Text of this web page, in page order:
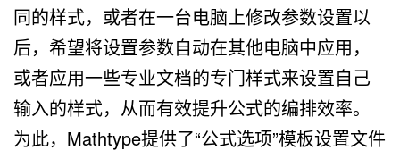
同的样式，或者在一台电脑上修改参数设置以
后，希望将设置参数自动在其他电脑中应用，
或者应用一些专业文档的专门样式来设置自己
输入的样式，从而有效提升公式的编排效率。
为此，Mathtype提供了“公式选项”模板设置文件